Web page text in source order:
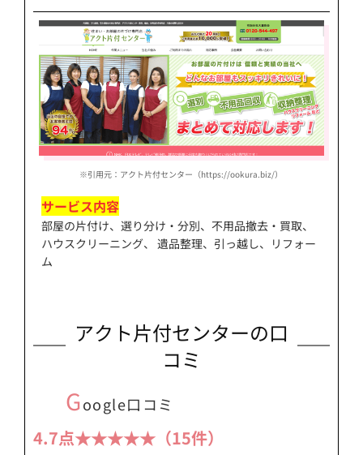
※引用元：アクト片付センター（https://ookura.biz/）
サービス内容
部屋の片付け、選り分け・分別、不用品撤去・買取、
ハウスクリーニング、 遺品整理、引っ越し、リフォー
ム
アクト片付センターの口
コミ
Google口コミ
4.7点★★★★★（15件）